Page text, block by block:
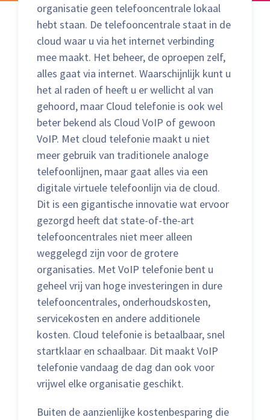
organisatie geen telefooncentrale lokaal
hebt staan. De telefooncentrale staat in de
cloud waar u via het internet verbinding
mee maakt. Het beheer, de oproepen zelf,
alles gaat via internet. Waarschijnlijk kunt u
het al raden of heeft u er wellicht al van
gehoord, maar Cloud telefonie is ook wel
beter bekend als Cloud VoIP of gewoon
VoIP. Met cloud telefonie maakt u niet
meer gebruik van traditionele analoge
telefoonlijnen, maar gaat alles via een
digitale virtuele telefoonlijn via de cloud.
Dit is een gigantische innovatie wat ervoor
gezorgd heeft dat state-of-the-art
telefooncentrales niet meer alleen
weggelegd zijn voor de grotere
organisaties. Met VoIP telefonie bent u
geheel vrij van hoge investeringen in dure
telefooncentrales, onderhoudskosten,
servicekosten en andere additionele
kosten. Cloud telefonie is betaalbaar, snel
startklaar en schaalbaar. Dit maakt VoIP
telefonie vandaag de dag dan ook voor
vrijwel elke organisatie geschikt.
Buiten de aanzienlijke kostenbesparing die